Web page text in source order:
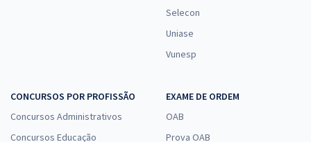
Selecon
Uniase
Vunesp
CONCURSOS POR PROFISSÃO
Concursos Administrativos
Concursos Educação
EXAME DE ORDEM
OAB
Prova OAB